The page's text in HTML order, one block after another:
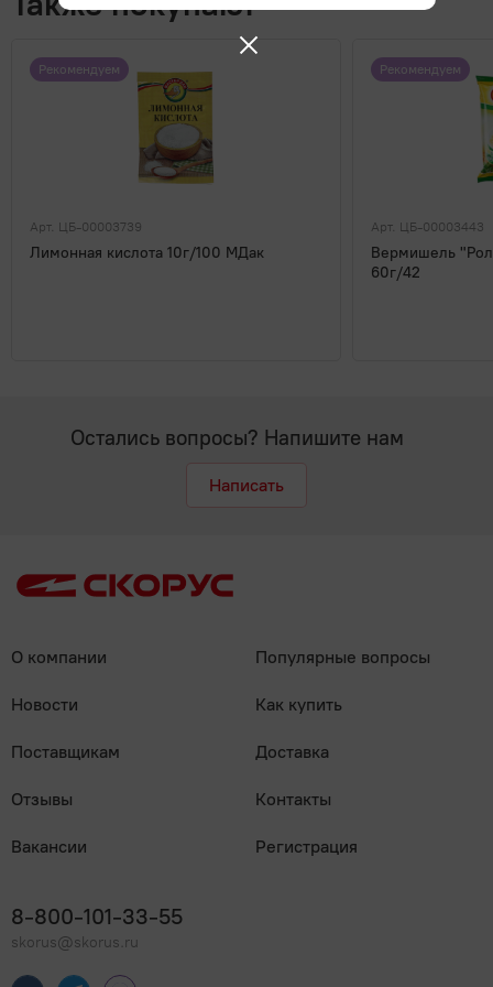
Рекомендуем
Арт. ЦБ-00003739
Лимонная кислота 10г/100 МДак
Рекомендуем
Арт. ЦБ-00003443
Вермишель
60г/42
Остались вопросы? Напишите нам
Написать
О компании
Новости
Поставщикам
Отзывы
Вакансии
Популярные вопросы
Как купить
Доставка
Контакты
Регистрация
8-800-101-33-55
skorus@skorus.ru